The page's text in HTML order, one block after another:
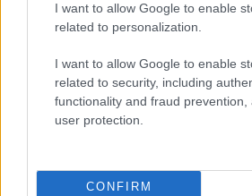
I want to allow Google to enable
related to personalization.
I want to allow Google to enable
related to security, including
functionality and fraud prevention,
user protection.
CONFIRM
Mennyi egy köbméter földgáz
KISZÁMOLOM!